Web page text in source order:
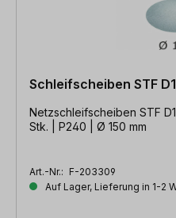
Schleifscheiben STF
Netzschleifscheiben STF
Stk. | P240 | Ø 150 mm
Art.-Nr.: F-203309
Auf Lager, Lieferung in 1-2